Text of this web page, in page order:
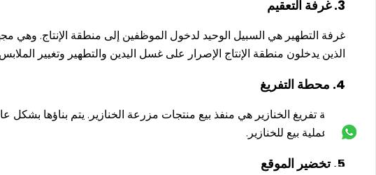
3. غرفة التعقيم
غرفة التطهير هي السبيل الوحيد لدخول الموظفين إلى منطقة الإنتاج.
الذين يدخلون منطقة الإنتاج الإصرار على غسل اليدين والتطهير وتغيير الملابس
4. محطة التفريغ
منصة تفريغ الخنازير هي منفذ بيع منتجات مزرعة الخنازير. يتم بناؤها
كل عملية بيع للخنازير.
5. تخضير الموقع